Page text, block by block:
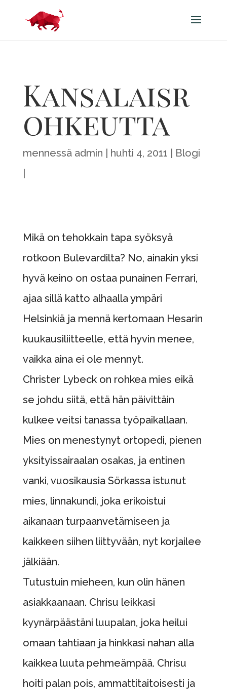
Kansalaisr
ohkeutta
mennessä admin huhti 4, 2011 Blogi
Mikä on tehokkain tapa syöksyä
rotkoon Bulevardilta? No, ainakin yksi
hyvä keino on ostaa punainen Ferrari,
ajaa sillä katto alhaalla ympäri
Helsinkiä ja mennä kertomaan Hesarin
kuukausiliitteelle, että hyvin menee,
vaikka aina ei ole mennyt.
Christer Lybeck on rohkea mies eikä
se johdu siitä, että hän päivittäin
kulkee veitsi tanassa työpaikallaan.
Mies on menestynyt ortopedi, pienen
yksityissairaalan osakas, ja entinen
vanki, vuosikausia Sörkassa istunut
mies, linnakundi, joka erikoistui
aikanaan turpaanvetämiseen ja
kaikkeen siihen liittyvään, nyt korjailee
jälkiään.
Tutustuin mieheen, kun olin hänen
asiakkaanaan. Chrisu leikkasi
kyynärpäästäni luupalan, joka heilui
omaan tahtiaan ja hinkkasi nahan alla
kaikkea luuta pehmeämpää. Chrisu
hoiti palan pois, ammattitaitoisesti ja